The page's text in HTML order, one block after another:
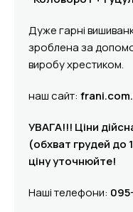
Дуже гарні
зроблена за
виробу хрестиком.
наш сайт:
УВАГА!!! Ціни
(обхват грудей до
ціну уточнюйте!
Наші телефони: